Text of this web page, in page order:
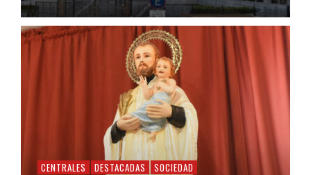
CENTRALES DESTACADAS SOCIEDAD